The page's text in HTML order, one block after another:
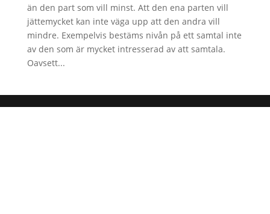
än den part som vill minst. Att den ena parten vill
jättemycket kan inte väga upp att den andra vill
mindre. Exempelvis bestäms nivån på ett samtal inte
av den som är mycket intresserad av att samtala.
Oavsett...